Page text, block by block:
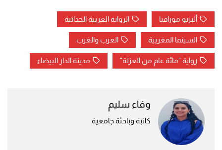
ألبرتو مورافيا الرواية العربية الحداثية
السينما المغربية العرب والغرب
رواية "مائة عام من العزلة" مدينة الدار البيضاء
وفاء سليم
كاتبة وباحثة جامعية